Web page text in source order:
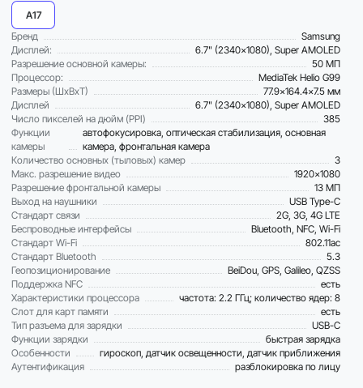
A17
Бренд
Samsung
Дисплей:
6.7" (2340×1080), Super AMOLED
Разрешение основной камеры:
50 МП
Процессор:
MediaTek Helio G99
Размеры (ШxВxТ)
77.9x164.4x7.5 мм
Дисплей
6.7" (2340×1080), Super AMOLED
Число пикселей на дюйм (PPI)
385
Функции
камеры
автофокусировка, оптическая стабилизация, основная
камера, фронтальная камера
Количество основных (тыловых) камер
3
Макс. разрешение видео
1920x1080
Разрешение фронтальной камеры
13 МП
Выход на наушники
USB Type-C
Стандарт связи
2G, 3G, 4G LTE
Беспроводные интерфейсы
Bluetooth, NFC, Wi-Fi
Стандарт Wi-Fi
802.11ac
Стандарт Bluetooth
5.3
Геопозиционирование
BeiDou, GPS, Galileo, QZSS
Поддержка NFC
есть
Характеристики процессора
частота: 2.2 ГГц; количество ядер: 8
Слот для карт памяти
есть
Тип разъема для зарядки
USB-C
Функции зарядки
быстрая зарядка
Особенности
гироскоп, датчик освещенности, датчик приближения
Аутентификация
разблокировка по лицу